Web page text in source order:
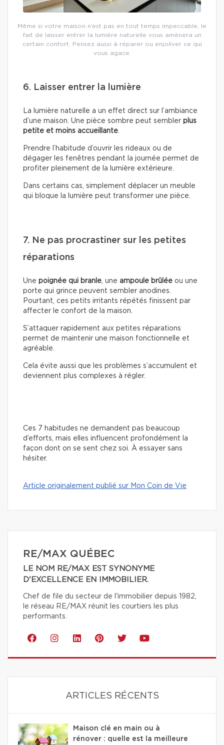
Même si votre maison n’est pas en tout temps impeccable, le
fait de laisser entrer la lumière naturelle vous amènera un
certain confort. Pensez aussi à réparer ou enjoliver ce qui
vous agace.
6. Laisser entrer la lumière
La lumière naturelle a un effet direct sur l’ambiance
d’une maison. Une pièce sombre peut sembler plus
petite et moins accueillante.
Prendre l’habitude d’ouvrir les rideaux ou de
dégager les fenêtres pendant la journée permet de
profiter pleinement de la lumière extérieure.
Dans certains cas, simplement déplacer un meuble
qui bloque la lumière peut transformer une pièce.
7. Ne pas procrastiner sur les petites
réparations
Une poignée qui branle, une ampoule brûlée ou une
porte qui grince peuvent sembler anodines.
Pourtant, ces petits irritants répétés finissent par
affecter le confort de la maison.
S’attaquer rapidement aux petites réparations
permet de maintenir une maison fonctionnelle et
agréable.
Cela évite aussi que les problèmes s’accumulent et
deviennent plus complexes à régler.
Ces 7 habitudes ne demandent pas beaucoup
d’efforts, mais elles influencent profondément la
façon dont on se sent chez soi. À essayer sans
hésiter.
Article originalement publié sur Mon Coin de Vie
RE/MAX QUÉBEC
LE NOM RE/MAX EST SYNONYME
D'EXCELLENCE EN IMMOBILIER.
Chef de file du secteur de l'immobilier depuis 1982,
le réseau RE/MAX réunit les courtiers les plus
performants.
ARTICLES RÉCENTS
Maison clé en main ou à
rénover : quelle est la meilleure